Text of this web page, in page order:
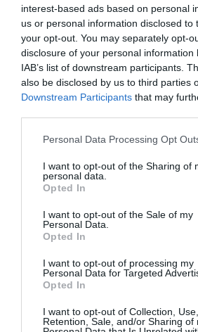
interest-based ads based on personal
us or personal information disclosed to
your opt-out. You may separately opt-
disclosure of your personal information
IAB’s list of downstream participants.
also be disclosed by us to third parties
Downstream Participants that may
Personal Data Processing Opt
I want to opt-out of the Sharing of
personal data.
Opted In
I want to opt-out of the Sale of my
Personal Data.
Opted In
I want to opt-out of processing my
Personal Data for Targeted
Opted In
I want to opt-out of Collection, Use,
Retention, Sale, and/or Sharing of
Παίζουν οι ηθοποιοί: Ληστές
Σούφτερλε, Γκριμ):Χαρά Γιώτα,
Καπελλίδης, Φαμπρίτσιο
Σπήγκελμπεργκ:Χρίστος
Τιμοθέου, Μαξιμίλιαν φον Μορ:
Φραντς φον Μορ:Γιάννης
(Περιπλανώμενη):Ηλέκτρα
(Μαργαρίτα):Λωξάνδρα Λούκας
Μουσικοί επί σκηνής:
Κατερίνα Ταντανόζη(τρομπέτα)
Το τραγούδι της Αμάλια είναι
πάνω σε ένα κέλτικο σκοπό.
Διαβάστε επίσης:
Κρατικό Θέατρο Βορείου Ελλάδος: